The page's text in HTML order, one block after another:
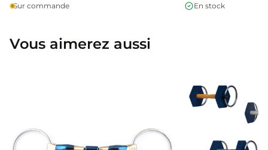
Sur commande En stock
Vous aimerez aussi